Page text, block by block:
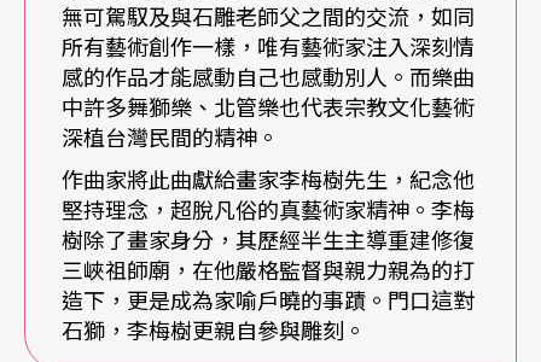
瓦薩里從小就是鋼琴神童，八歲舉辦第一場個人音
樂會，十五歲就贏得匈牙利李斯特國際鋼琴大賽首
獎。瓦薩里師事杜赫南宜，隨後成為柯大宜的助理
教授，承襲了匈牙利前輩喬治塞爾、萊納、奧曼
第、杜拉第、蕭提及高大宜的指揮家傳統。他曾以
鋼琴家的身分受邀至許多重量級的國際音樂節獻
藝，如薩爾茲堡、愛丁堡、柏林、格拉那達音樂節
等等，也以指揮家的身分與每個世界知名樂團共同
無可駕馭及與石雕老師父之間的交流，如同
所有藝術創作一樣，唯有藝術家注入深刻情
感的作品才能感動自己也感動別人。而樂曲
中許多舞獅樂、北管樂也代表宗教文化藝術
深植台灣民間的精神。
作曲家將此曲獻給畫家李梅樹先生，紀念他
堅持理念，超脫凡俗的真藝術家精神。李梅
樹除了畫家身分，其歷經半生主導重建修復
三峽祖師廟，在他嚴格監督與親力親為的打
造下，更是成為家喻戶曉的事蹟。門口這對
石獅，李梅樹更親自參與雕刻。